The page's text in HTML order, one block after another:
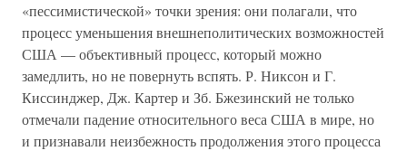
«пессимистической» точки зрения: они полагали, что
процесс уменьшения внешнеполитических возможностей
США — объективный процесс, который можно
замедлить, но не повернуть вспять. Р. Никсон и Г.
Киссинджер, Дж. Картер и Зб. Бжезинский не только
отмечали падение относительного веса США в мире, но
и признавали неизбежность продолжения этого процесса